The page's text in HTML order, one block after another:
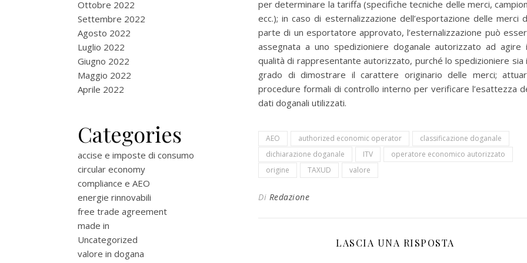
Ottobre 2022
Settembre 2022
Agosto 2022
Luglio 2022
Giugno 2022
Maggio 2022
Aprile 2022
Categories
accise e imposte di consumo
circular economy
compliance e AEO
energie rinnovabili
free trade agreement
made in
Uncategorized
valore in dogana
per determinare la tariffa (specifiche tecniche delle merci,
ecc.); in caso di esternalizzazione dell’esportazione delle merci
parte di un esportatore approvato, l’esternalizzazione può
assegnata a uno spedizioniere doganale autorizzato ad agire
qualità di rappresentante autorizzato, purché lo spedizioniere sia
grado di dimostrare il carattere originario delle merci;
procedure formali di controllo interno per verificare l’esattezza
dati doganali utilizzati.
AEO authorized economic operator
classificazione doganale
dichiarazione doganale
ITV
operatore economico autorizzato
origine
TAXUD valore
Di Redazione
LASCIA UNA RISPOSTA